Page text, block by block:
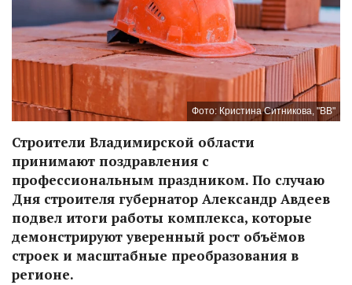
Фото: Кристина Ситникова, "ВВ"
Строители Владимирской области
принимают поздравления с
профессиональным праздником. По случаю
Дня строителя губернатор Александр Авдеев
подвел итоги работы комплекса, которые
демонстрируют уверенный рост объёмов
строек и масштабные преобразования в
регионе.